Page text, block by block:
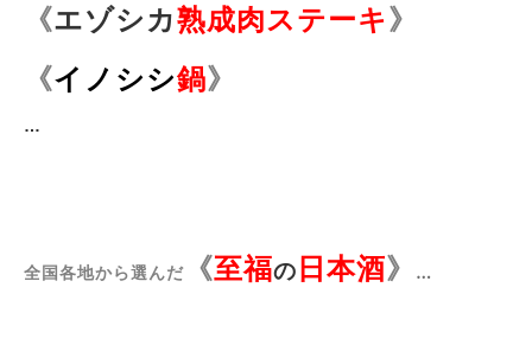
《エゾシカ熟成肉ステーキ》
《イノシシ鍋》
…
全国各地から選んだ 《至福の 日本酒》 …